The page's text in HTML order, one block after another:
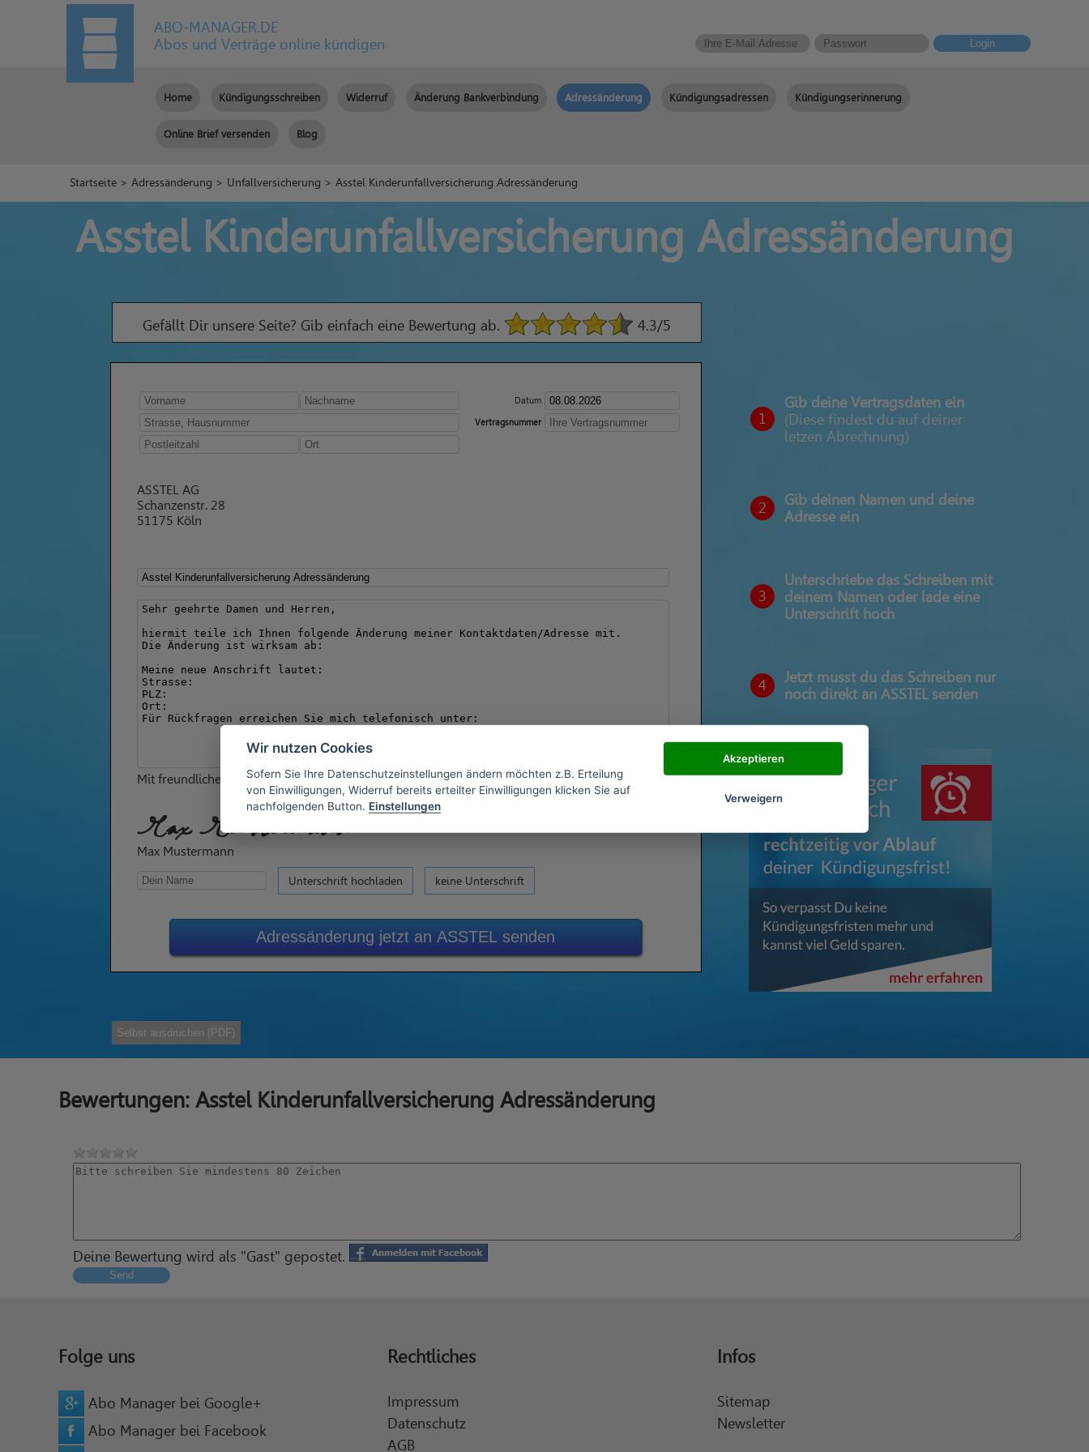
ABO-MANAGER.DE
Abos und Verträge online kündigen
Login
Home Kündigungsschreiben Widerruf Änderung Bankverbindung Adressänderung Kündigungsadressen Kündigungserinnerung
Online Brief versenden Blog
Startseite >Adressänderung > Unfallversicherung > Asstel Kinderunfallversicherung Adressänderung
Asstel Kinderunfallversicherung Adressänderung
Gefällt Dir unsere Seite? Gib einfach eine Bewertung ab. 4.3/5
Datum
Vertragsnummer
ASSTEL AG
Schanzenstr. 28
51175 Köln
Mit freundlichen Grüßen
Max Mustermann
Max Mustermann
Unterschrift hochladen keine Unterschrift
Adressänderung jetzt an ASSTEL senden
1
Gib deine Vertragsdaten ein
(Diese findest du auf deiner
letzen Abrechnung)
2
Gib deinen Namen und deine
Adresse ein
3
Unterschriebe das Schreiben mit
deinem Namen oder lade eine
Unterschrift hoch
4
Jetzt musst du das Schreiben nur
noch direkt an ASSTEL senden
Selbst ausdruchen (PDF)
Bewertungen: Asstel Kinderunfallversicherung Adressänderung
Deine Bewertung wird als "Gast" gepostet.
Send
Folge uns
Abo Manager bei Google+
Abo Manager bei Facebook
Rechtliches
Impressum
Datenschutz
AGB
Infos
Sitemap
Newsletter
Wir nutzen Cookies
Sofern Sie Ihre Datenschutzeinstellungen ändern möchten z.B. Erteilung
von Einwilligungen, Widerruf bereits erteilter Einwilligungen klicken Sie auf
nachfolgenden Button. Einstellungen
Akzeptieren
Verweigern